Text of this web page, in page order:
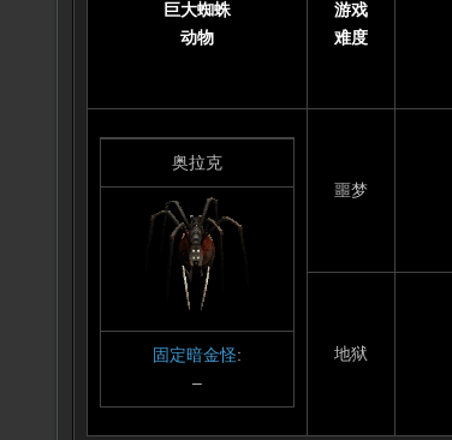
巨大蜘蛛
动物
游戏
难度
奥拉克
固定暗金怪:
–
噩梦
地狱